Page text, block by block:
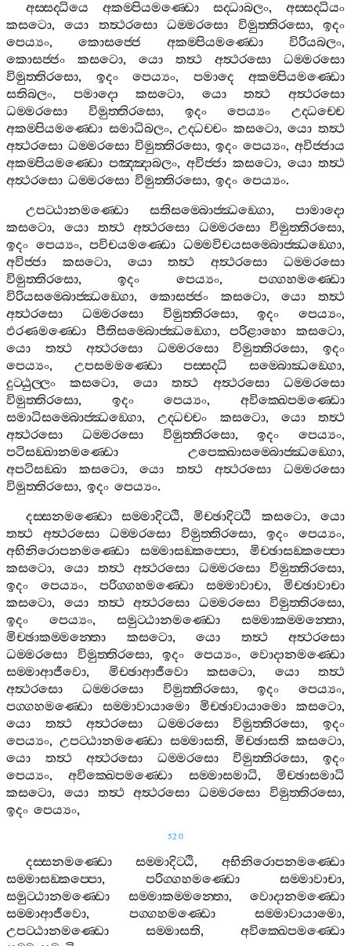
අස‍්සද‍්ධියෙ අකම‍්පියමණ‍්ඩො සද‍්ධාබලං, අස‍්සද‍්ධියං
කසටො,යො තත්‍ථරසො ධම‍්මරසො විමුත‍්තිරසො,ඉදං
පෙය්‍යං, කොසජ‍්ජෙ අකම‍්පියමණ‍්ඩො විරියබලං,
කොසජ‍්ජං
කසටො, යො තත්‍ථ අත්‍ථරසො
ධම‍්මරසො
විමුත‍්තිරසො, ඉදං පෙය්‍යං, පමාදෙ
අකම‍්පියමණ‍්ඩො
සතිබලං, පමාදො කසටො, යො තත්‍ථ
අත්‍ථරසො
ධම‍්මරසො
විමුත‍්තිරසො, ඉදං පෙය්‍යං
උද‍්ධච‍්චෙ
අකම‍්පියමණ‍්ඩො සමාධිබලං,උද‍්ධච‍්චං කසටො,යො තත්‍ථ
අත්‍ථරසො ධම‍්මරසො විමුත‍්තිරසො, ඉදං පෙය්‍යං, අවිජ‍්ජාය
අකම‍්පියමණ‍්ඩො පඤ‍්ඤාබලං, අවිජ‍්ජා කසටො, යො තත්‍ථ
අත්‍ථරසො ධම‍්මරසො විමුත‍්තිරසො, ඉදං පෙය්‍යං.
උපට‍්ඨානමණ‍්ඩො
සතිසම‍්බොජ‍්ඣඞ‍්ගො, පාමාදො
කසටො, යො තත්‍ථ අත්‍ථරසො ධම‍්මරසො විමුත‍්තිරසො,
ඉදං පෙය්‍යං,පවිචයමණ‍්ඩො ධම‍්මවිචයසම‍්බොජ‍්ඣඞ‍්ගො,
අවිජ‍්ජා
කසටො, යො තත්‍ථ අත්‍ථරසො
ධම‍්මරසො
විමුත‍්තිරසො,ඉදං පෙය්‍යං,පග‍්ගහමණ‍්ඩො
විරියසම‍්බොජ‍්ඣඞ‍්ගො, කොසජ‍්ජං කසටො,යො
තත්‍ථ
අත්‍ථරසො
ධම‍්මරසො විමුත‍්තිරසො,ඉදං පෙය්‍යං,
ඵරණමණ‍්ඩො
පීතිසම‍්බොජ‍්ඣඞ‍්ගො,පරිළාහො කසටො,
යො
තත්‍ථ අත්‍ථරසො ධම‍්මරසො විමුත‍්තිරසො,ඉදං
පෙය්‍යං, උපසමමණ‍්ඩො පස‍්සද‍්ධි සම‍්බොඣඞ‍්ගො,
දුට‍්ඨුල‍්ලං
කසටො, යො තත්‍ථ අත්‍ථරසො
ධම‍්මරසො
විමුත‍්තිරසො, ඉදං පෙය්‍යං,අවික‍්ඛෙපමණ‍්ඩො
සමාධිසම‍්බොජ‍්ඣඞ‍්ගො,උද‍්ධච‍්චං කසටො, යො
තත්‍ථ
අත්‍ථරසො
ධම‍්මරසො විමුත‍්තිරසො,ඉදං පෙය්‍යං,
පටිසඞ‍්ඛානමණ‍්ඩො
උපෙක‍්ඛාසම‍්බොජ‍්ඣඞ‍්ගො,
අපටිසඞ‍්ඛා
කසටො,යො තත්‍ථ අත්‍ථරසො
ධම‍්මරසො
විමුත‍්තිරසො, ඉදං පෙය්‍යං.
දස‍්සනමණ‍්ඩො
සම‍්මාදිට‍්ඨි,මිච‍්ඡාදිට‍්ඨි කසටො, යො
තත්‍ථ
අත්‍ථරසො ධම‍්මරසො විමුත‍්තිරසො, ඉදං පෙය්‍යං,
අභිනිරොපනමණ‍්ඩො
සම‍්මාසඞ‍්කප‍්පො, මිච‍්ඡාසඞ‍්කප‍්පො
කසටො, යො තත්‍ථ අත්‍ථරසො ධම‍්මරසො විමුත‍්තිරසො,
ඉදං
පෙය්‍යං, පරිග‍්ගහමණ‍්ඩො සම‍්මාවාචා, මිච‍්ඡාවාචා
කසටො, යො තත්‍ථ අත්‍ථරසො ධම‍්මරසො විමුත‍්තිරසො,
ඉදං
පෙය්‍යං, සමුට‍්ඨානමණ‍්ඩො සම‍්මාකම‍්මන‍්තො,
මිච‍්ඡාකම‍්මන‍්තො
කසටො, යො තත්‍ථ
අත්‍ථරසො
ධම‍්මරසො
විමුත‍්තිරසො, ඉදං පෙය්‍යං, වොදානමණ‍්ඩො
සම‍්මාආජීවො, මිච‍්ඡාආජීවො කසටො, යො
තත්‍ථ
අත්‍ථරසො
ධම‍්මරසො විමුත‍්තිරසො,ඉදං පෙය්‍යං,
පග‍්ගහමණ‍්ඩො
සම‍්මාවායාමො මිච‍්ඡාවායාමො කසටො,
යො
තත්‍ථ අත්‍ථරසො ධම‍්මරසො විමුත‍්තිරසො,ඉදං
පෙය්‍යං,උපට‍්ඨානමණ‍්ඩො සම‍්මාසති, මිච‍්ඡාසති කසටො,
යො
තත්‍ථ අත්‍ථරසො ධම‍්මරසො විමුත‍්තිරසො,ඉදං
පෙය්‍යං,අවික‍්ඛෙපමණ‍්ඩො සම‍්මාසමාධි,මිච‍්ඡාසමාධි
කසටො, යො තත්‍ථ අත්‍ථරසො ධම‍්මරසො විමුත‍්තිරසො,
ඉදං පෙය්‍යං,
520
දස‍්සනමණ‍්ඩො සම‍්මාදිට‍්ඨි, අභිනිරොපනමණ‍්ඩො
සම‍්මාසඞ‍්කප‍්පො, පරිග‍්ගහමණ‍්ඩො සම‍්මාවාචා,
සමුට‍්ඨානමණ‍්ඩො
සම‍්මාකම‍්මන‍්තො, වොදානමණ‍්ඩො
සම‍්මාආජීවො, පග‍්ගහමණ‍්ඩො සම‍්මාවායාමො,
උපට‍්ඨානමණ‍්ඩො
සම‍්මාසති, අවික‍්ඛෙපමණ‍්ඩො